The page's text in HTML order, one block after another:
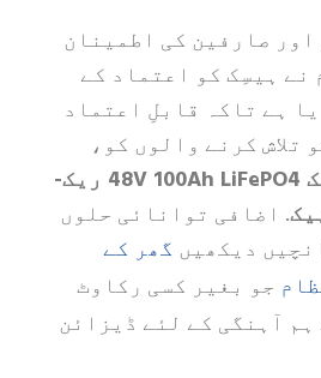
صارفین کی اطمینان
نے ہیسِک کو اعتماد کے
ہے تاکہ قابلِ اعتماد
تلاش کرنے والوں کو،
ہیسک 48V 100Ah LiFePO4 ریک-
. اضافی توانائی حلوں
دیکھیں گھر کے
جو بغیر کسی رکاوٹ
آہنگی کے لئے ڈیزائن